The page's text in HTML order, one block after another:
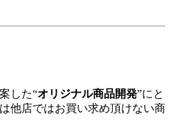
した“オリジナル商品開発”にと
他店ではお買い求め頂けない商